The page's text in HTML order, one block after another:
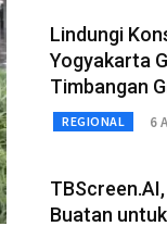
Lindungi
Yogyakarta
Timbangan
REGIONAL 6
Buatan